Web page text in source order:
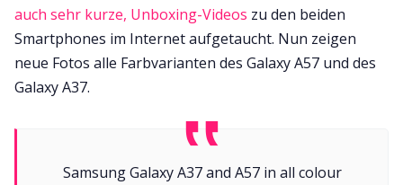
auch sehr kurze, Unboxing-Videos zu den beiden
Smartphones im Internet aufgetaucht. Nun zeigen
neue Fotos alle Farbvarianten des Galaxy A57 und des
Galaxy A37.
Samsung Galaxy A37 and A57 in all colour